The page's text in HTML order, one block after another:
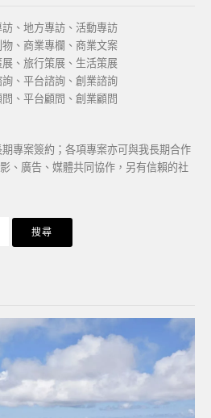
、地方專訪、活動專訪
、商業專欄、商業文案
、旅行策展、生活策展
、平台諮詢、創業諮詢
、平台顧問、創業顧問
專案簽約；各項專案亦可與我長期合作
、廣告、媒體共同協作，另有信賴的社